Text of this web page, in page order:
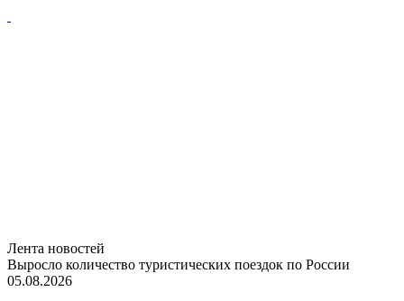
Лента новостей
Выросло количество туристических поездок по России
05.08.2026